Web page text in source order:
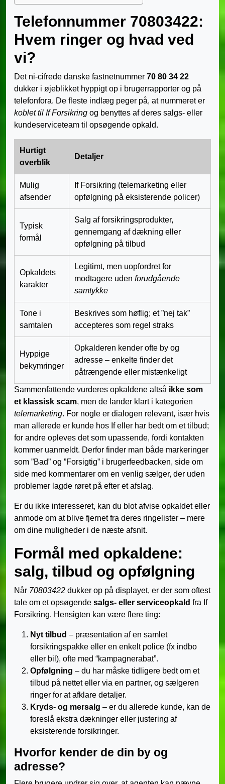
Telefonnummer 70803422:
Hvem ringer og hvad ved
vi?
Det ni-cifrede danske fastnetnummer 70 80 34 22
dukker i øjeblikket hyppigt op i brugerrapporter og på
telefonfora. De fleste indlæg peger på, at nummeret er
koblet til If Forsikring og benyttes af deres salgs- eller
kundeserviceteam til opsøgende opkald.
Hurtigt
overblik
Detaljer
Mulig
afsender
If Forsikring (telemarketing eller
opfølgning på eksisterende policer)
Typisk
formål
Salg af forsikringsprodukter,
gennemgang af dækning eller
opfølgning på tilbud
Opkaldets
karakter
Legitimt, men uopfordret for
modtagere uden forudgående
samtykke
Tone i
samtalen
Beskrives som høflig; et ”nej tak”
accepteres som regel straks
Hyppige
bekymringer
Opkalderen kender ofte by og
adresse – enkelte finder det
påtrængende eller mistænkeligt
Sammenfattende vurderes opkaldene altså ikke som
et klassisk scam, men de lander klart i kategorien
telemarketing. For nogle er dialogen relevant, især hvis
man allerede er kunde hos If eller har bedt om et tilbud;
for andre opleves det som upassende, fordi kontakten
kommer uanmeldt. Derfor finder man både markeringer
som ”Bad” og ”Forsigtig” i brugerfeedbacken, side om
side med kommentarer om en venlig sælger, der uden
problemer lagde røret på efter et afslag.
Er du ikke interesseret, kan du blot afvise opkaldet eller
anmode om at blive fjernet fra deres ringelister – mere
om dine muligheder i de næste afsnit.
Formål med opkaldene:
salg, tilbud og opfølgning
Når 70803422 dukker op på displayet, er der som oftest
tale om et opsøgende salgs- eller serviceopkald fra If
Forsikring. Hensigten kan være flere ting:
Nyt tilbud – præsentation af en samlet
forsikringspakke eller en enkelt police (fx indbo
eller bil), ofte med “kampagnerabat”.
Opfølgning – du har måske tidligere bedt om et
tilbud på nettet eller via en partner, og sælgeren
ringer for at afklare detaljer.
Kryds- og mersalg – er du allerede kunde, kan de
foreslå ekstra dækninger eller justering af
eksisterende forsikringer.
Hvorfor kender de din by og
adresse?